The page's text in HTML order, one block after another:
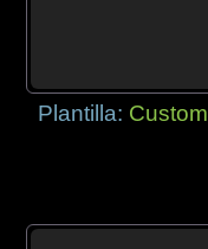
Plantilla: Custom